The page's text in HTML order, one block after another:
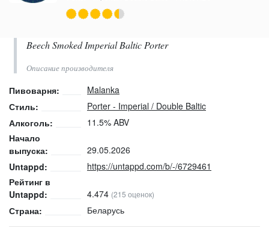
Beech Smoked Imperial Baltic Porter
Описание производителя
Пивоварня:
Malanka
Стиль:
Porter - Imperial / Double Baltic
Алкоголь:
11.5% ABV
Начало
выпуска:
29.05.2026
Untappd:
https://untappd.com/b/-/6729461
Рейтинг в
Untappd:
4.474 (215 оценок)
Страна: Беларусь